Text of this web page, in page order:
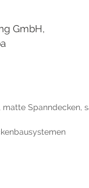
Ceiling
matte Spanndecken,